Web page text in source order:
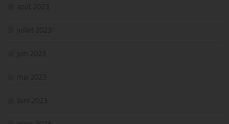
août 2023
juillet 2023
juin 2023
mai 2023
avril 2023